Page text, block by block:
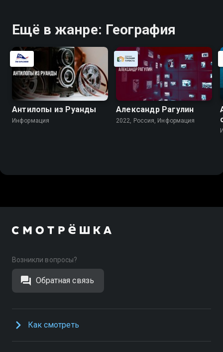
Ещё в жанре: География
Антилопы из Руанды
Информация
Александр Рагулин
2022, Россия, Информация
Возникли вопросы?
Обратная связь
Как смотреть